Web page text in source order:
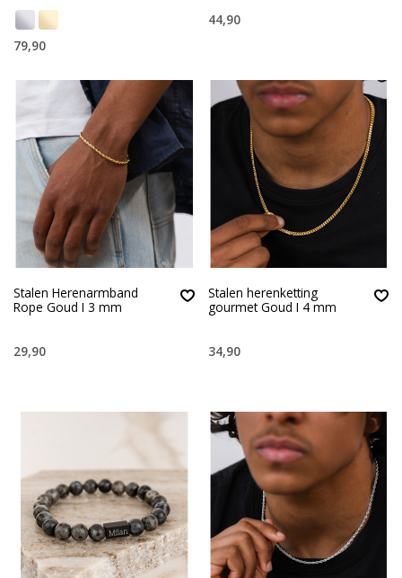
79,90
44,90
Stalen Herenarmband
Rope Goud I 3 mm
29,90
Stalen herenketting
gourmet Goud I 4 mm
34,90